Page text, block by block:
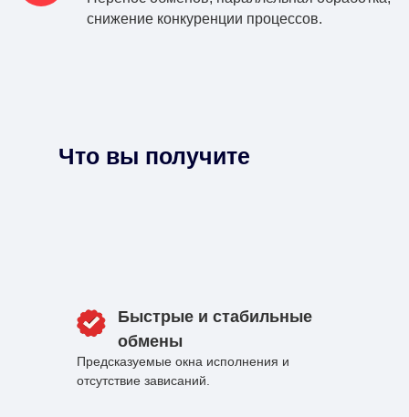
снижение конкуренции процессов.
Что вы получите
Быстрые и стабильные
обмены
Предсказуемые окна исполнения и
отсутствие зависаний.